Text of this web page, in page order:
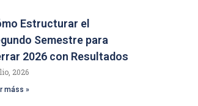
Estructurar el
Semestre para
2026 con Resultados
2026
máss »